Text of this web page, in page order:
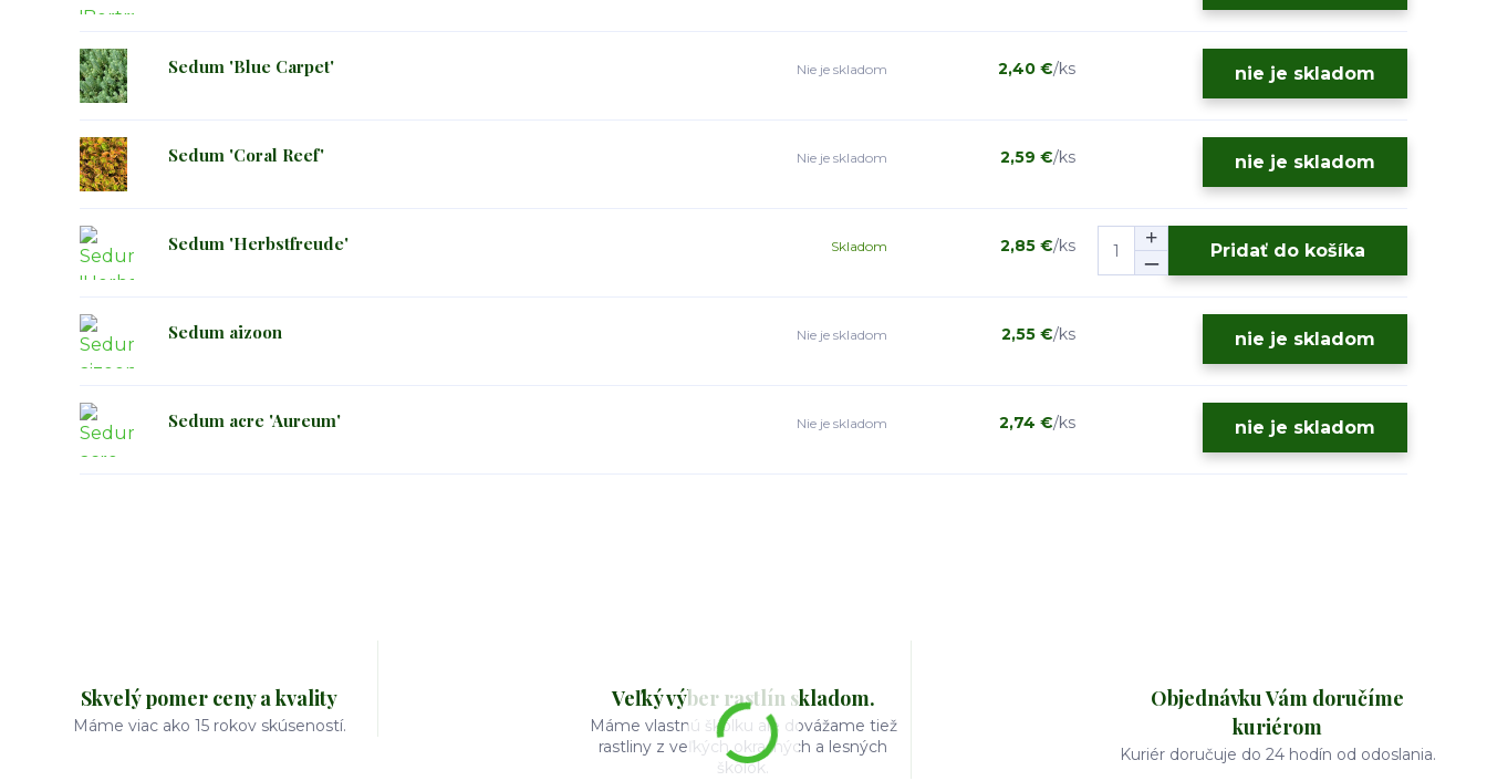
Sedum 'Blue Carpet' 2,40 €/ks
Nie je skladom nie je skladom
Sedum 'Coral Reef' 2,59 €/ks
Nie je skladom nie je skladom
Sedum 'Herbstfreude' 2,85 €/ks
Skladom Pridať do košíka
Sedum aizoon 2,55 €/ks
Nie je skladom nie je skladom
Sedum acre 'Aureum' 2,74 €/ks
Nie je skladom nie je skladom
Skvelý pomer ceny a kvality
Máme viac ako 15 rokov skúseností.
Veľký výber rastlín skladom.
Máme vlastnú škôlku ale dovážame tiež
rastliny z veľkých okrasných a lesných
škôlok.
Objednávku Vám doručíme
kuriérom
Kuriér doručuje do 24 hodín od odoslania.